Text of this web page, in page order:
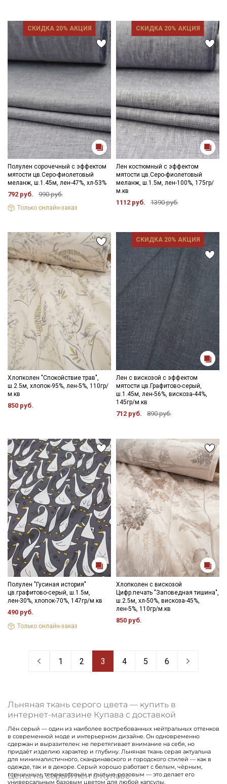
СКИДКА 20% АКЦИЯ
Полулен сорочечный с эффектом
мятости цв.Серо-фиолетовый
меланж, ш.1.45м, лен-47%, хл-53%
792 руб. 990 руб.
Только онлайн-заказ
СКИДКА 20% АКЦИЯ
Лен костюмный с эффектом
мятости цв.Серо-фиолетовый
меланж, ш.1.5м, лен-100%, 175гр/
м.кв
1112 руб. 1390 руб.
Хлопколен "Спокойствие трав",
ш.2.5м, хлопок-95%, лен-5%, 110гр/
м.кв
850 руб.
СКИДКА 20% АКЦИЯ
Лен с вискозой с эффектом
мятости цв.Графитово-серый,
ш.1.45м, лен-56%, вискоза-44%,
145гр/м.кв
712 руб. 890 руб.
Полулен "Гусиная история"
цв.графитово-серый, ш.1.5м,
лен-30%, хлопок-70%, 147гр/м.кв
490 руб.
Только онлайн-заказ
Хлопколен с вискозой
Цифр.печать "Заповедная тишина",
ш.2.5м, хл-50%, вискоза-45%,
лен-5%, 110гр/м.кв
850 руб.
1 2 3 4 5 6
Льняная ткань серого цвета — купить в
интернет-магазине Купава с доставкой
Лён серый — один из наиболее востребованных нейтральных оттенков
в современной моде и интерьерном дизайне. Он одновременно
сдержан и выразителен: не перетягивает внимание на себя, но
придаёт изделию характер и глубину. Льняная ткань серая актуальна
для минималистичного, скандинавского и городского стилей — как в
одежде, так и в декоре. Серый хорошо работает с белым, чёрным,
горчичным, терракотовым и пыльно-розовым — это делает его
универсальным базовым цветом для любой капсулы.
Цены на серый лён в Купаве